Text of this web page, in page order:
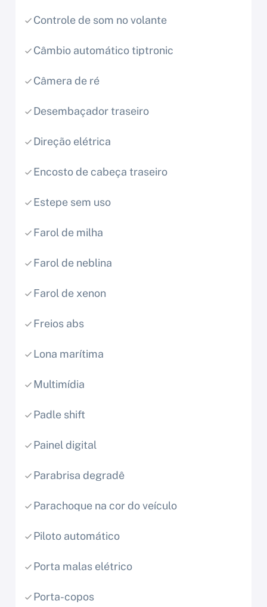
Controle de som no volante
Câmbio automático tiptronic
Câmera de ré
Desembaçador traseiro
Direção elétrica
Encosto de cabeça traseiro
Estepe sem uso
Farol de milha
Farol de neblina
Farol de xenon
Freios abs
Lona marítima
Multimídia
Padle shift
Painel digital
Parabrisa degradê
Parachoque na cor do veículo
Piloto automático
Porta malas elétrico
Porta-copos